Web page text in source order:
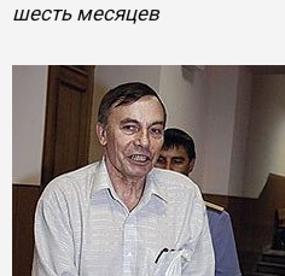
шесть месяцев